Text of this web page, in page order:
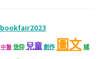
bookfair2023
中醫 信仰 兒童 創作 圖文 城